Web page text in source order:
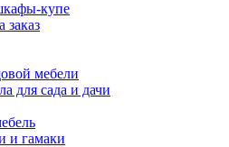
купе
мебели
для сада и дачи
и гамаки